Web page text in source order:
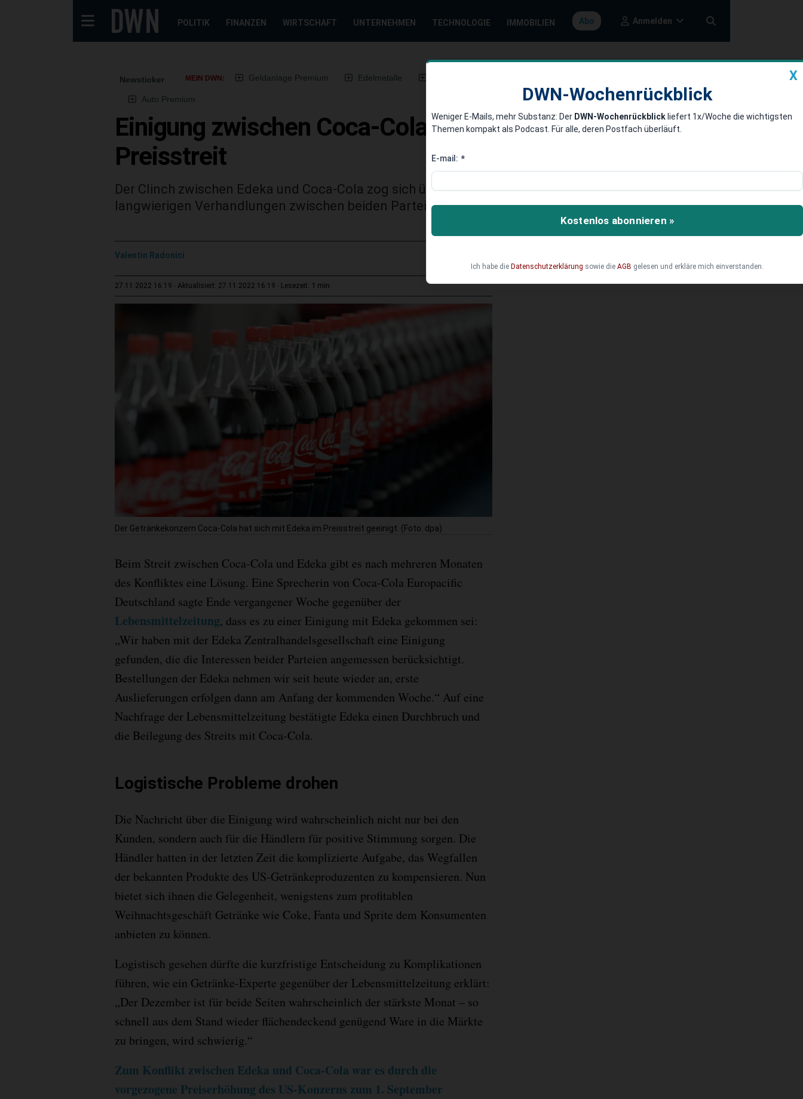
POLITIK FINANZEN WIRTSCHAFT UNTERNEHMEN TECHNOLOGIE IMMOBILIEN Abo Anmelden
Newsticker MEIN DWN: Geldanlage Premium Edelmetalle
Auto Premium
Einigung zwischen Coca-Cola und Edeka im
Preisstreit
Der Clinch zwischen Edeka und Coca-Cola zog sich über Monate hin. Nun gibt es nach
langwierigen Verhandlungen zwischen beiden Parteien einen Durchbruch.
Valentin Radonici
27.11.2022 16:19 Aktualisiert: 27.11.2022 16:19 Lesezeit: 1 min
Der Getränkekonzern Coca-Cola hat sich mit Edeka im Preisstreit geeinigt. (Foto: dpa)
Beim Streit zwischen Coca-Cola und Edeka gibt es nach mehreren Monaten
des Konfliktes eine Lösung. Eine Sprecherin von Coca-Cola Europacific
Deutschland sagte Ende vergangener Woche gegenüber der
Lebensmittelzeitung, dass es zu einer Einigung mit Edeka gekommen sei:
„Wir haben mit der Edeka Zentralhandelsgesellschaft eine Einigung
gefunden, die die Interessen beider Parteien angemessen berücksichtigt.
Bestellungen der Edeka nehmen wir seit heute wieder an, erste
Auslieferungen erfolgen dann am Anfang der kommenden Woche.“ Auf eine
Nachfrage der Lebensmittelzeitung bestätigte Edeka einen Durchbruch und
die Beilegung des Streits mit Coca-Cola.
Logistische Probleme drohen
Die Nachricht über die Einigung wird wahrscheinlich nicht nur bei den
Kunden, sondern auch für die Händlern für positive Stimmung sorgen. Die
Händler hatten in der letzten Zeit die komplizierte Aufgabe, das Wegfallen
der bekannten Produkte des US-Getränkeproduzenten zu kompensieren. Nun
bietet sich ihnen die Gelegenheit, wenigstens zum profitablen
Weihnachtsgeschäft Getränke wie Coke, Fanta und Sprite dem Konsumenten
anbieten zu können.
Logistisch gesehen dürfte die kurzfristige Entscheidung zu Komplikationen
führen, wie ein Getränke-Experte gegenüber der Lebensmittelzeitung erklärt:
„Der Dezember ist für beide Seiten wahrscheinlich der stärkste Monat – so
schnell aus dem Stand wieder flächendeckend genügend Ware in die Märkte
zu bringen, wird schwierig.“
Zum Konflikt zwischen Edeka und Coca-Cola war es durch die
vorgezogene Preiserhöhung des US-Konzerns zum 1. September
X
DWN-Wochenrückblick
Weniger E-Mails, mehr Substanz: Der DWN-Wochenrückblick liefert 1x/Woche die wichtigsten
Themen kompakt als Podcast. Für alle, deren Postfach überläuft.
E-mail: *
Kostenlos abonnieren »
Ich habe die Datenschutzerklärung sowie die AGB gelesen und erkläre mich einverstanden.